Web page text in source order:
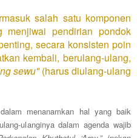
salah satu komponen
menjiwai pendirian pondok
secara konsisten poin
kembali, berulang-ulang,
sewu"(harus diulang-ulang
menanamkan hal yang baik
ulanginya dalam agenda wajib